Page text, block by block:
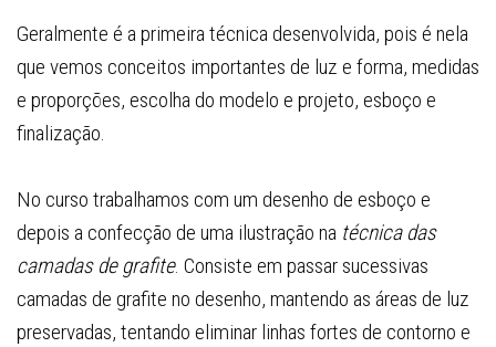
Geralmente é a primeira técnica desenvolvida, pois é nela
que vemos conceitos importantes de luz e forma, medidas
e proporções, escolha do modelo e projeto, esboço e
finalização.
No curso trabalhamos com um desenho de esboço e
depois a confecção de uma ilustração na técnica das
camadas de grafite. Consiste em passar sucessivas
camadas de grafite no desenho, mantendo as áreas de luz
preservadas, tentando eliminar linhas fortes de contorno e